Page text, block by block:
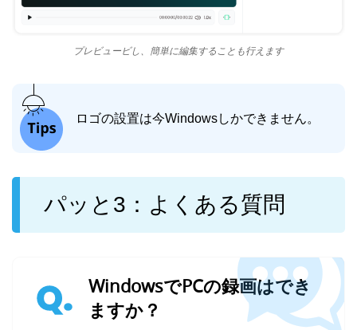
プレビュービし、簡単に編集することも行えます
ロゴの設置は今Windowsしかできません。
パッと3：よくある質問
Q.
WindowsでPCの録画はでき
ますか？